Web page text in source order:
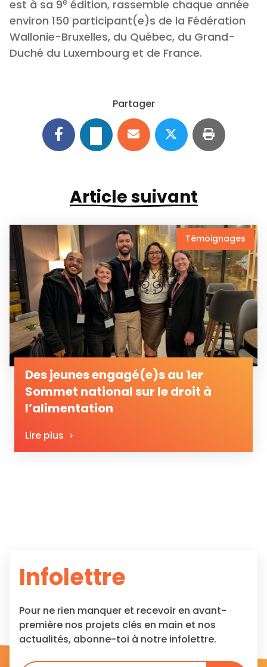
est à sa 9 édition, rassemble chaque année
environ 150 participant(e)s de la Fédération
Wallonie-Bruxelles, du Québec, du Grand-
Duché du Luxembourg et de France.
Partager
Article suivant
Témoignages
Des jeunes engagé(e)s au 1er
Sommet national sur le droit à
l’alimentation
Lire plus
Infolettre
Pour ne rien manquer et recevoir en avant-
première nos projets clés en main et nos
actualités, abonne-toi à notre infolettre.